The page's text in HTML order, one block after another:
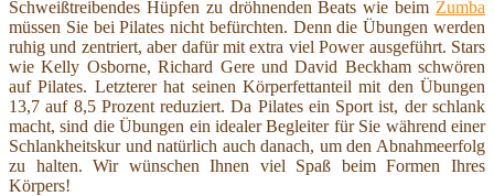
Schweißtreibendes Hüpfen zu dröhnenden Beats wie beim Zumba
müssen Sie bei Pilates nicht befürchten. Denn die Übungen werden
ruhig und zentriert, aber dafür mit extra viel Power ausgeführt. Stars
wie Kelly Osborne, Richard Gere und David Beckham schwören
auf Pilates. Letzterer hat seinen Körperfettanteil mit den Übungen
13,7 auf 8,5 Prozent reduziert. Da Pilates ein Sport ist, der schlank
macht, sind die Übungen ein idealer Begleiter für Sie während einer
Schlankheitskur und natürlich auch danach, um den Abnahmeerfolg
zu halten. Wir wünschen Ihnen viel Spaß beim Formen Ihres
Körpers!